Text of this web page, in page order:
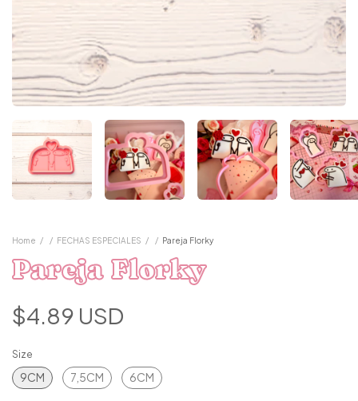
Home / / FECHAS ESPECIALES / / Pareja Florky
Pareja Florky
$4.89 USD
Size
9CM 7,5CM 6CM